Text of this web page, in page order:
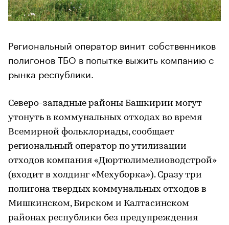
Региональный оператор винит собственников
полигонов ТБО в попытке выжить компанию с
рынка республики.
Северо-западные районы Башкирии могут
утонуть в коммунальных отходах во время
Всемирной фольклориады, сообщает
региональный оператор по утилизации
отходов компания «Дюртюлимелиоводстрой»
(входит в холдинг «Мехуборка»). Сразу три
полигона твердых коммунальных отходов в
Мишкинском, Бирском и Калтасинском
районах республики без предупреждения